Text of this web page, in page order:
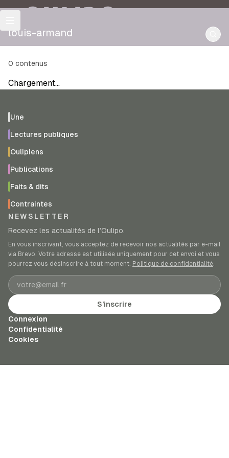
OULIPO
louis-armand
0 contenus
Chargement…
Une
Lectures publiques
Oulipiens
Publications
Faits & dits
Contraintes
NEWSLETTER
Recevez les actualités de l’Oulipo.
En vous inscrivant, vous acceptez de recevoir nos actualités par e-mail
via Brevo. Votre adresse est utilisée uniquement pour cet envoi et vous
pourrez vous désinscrire à tout moment. Politique de confidentialité.
Adresse e-mail
S’inscrire
Connexion
Confidentialité
Cookies